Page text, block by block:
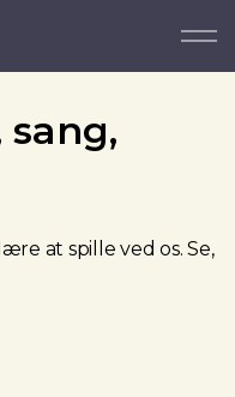
sang,
at spille ved os. Se,